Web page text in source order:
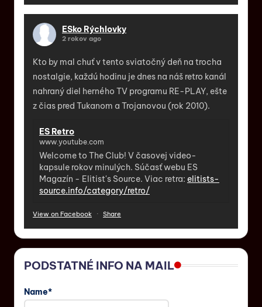
ESko Rýchlovky
2 rokov ago
Kto by mal chuť v tento sviatočný deň na trocha
nostalgie, každú hodinu je dnes na náš retro kanál
nahraný diel herného TV programu RE-PLAY, ešte
z čias pred Tukanom a Trojanovou (rok 2010).
ES Retro
www.youtube.com
Welcome to The Club! V časovej video-
kapsule rokov minulých. Súčasť webu ES
Magazín - Elitist's Source. Viac retra: elitists-
source.info/category/retro/
View on Facebook · Share
PODSTATNÉ INFO NA MAIL
Name*